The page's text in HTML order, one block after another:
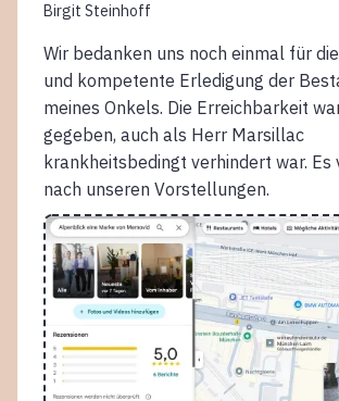
Birgit Steinhoff
Wir bedanken uns noch einmal für
und kompetente Erledigung der
meines Onkels. Die Erreichbarkeit
gegeben, auch als Herr Marsillac
krankheitsbedingt verhindert war.
nach unseren Vorstellungen.